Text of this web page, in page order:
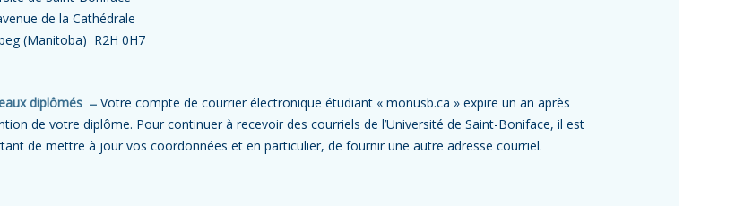
de la Cathédrale
(Manitoba) R2H 0H7
diplômés Votre compte de courrier électronique étudiant « monusb.ca » expire un an après
de votre diplôme. Pour continuer à recevoir des courriels de l’Université de Saint-Boniface, il est
de mettre à jour vos coordonnées et en particulier, de fournir une autre adresse courriel.